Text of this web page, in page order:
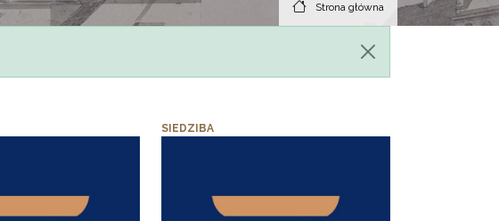
Strona główna
SIEDZIBA